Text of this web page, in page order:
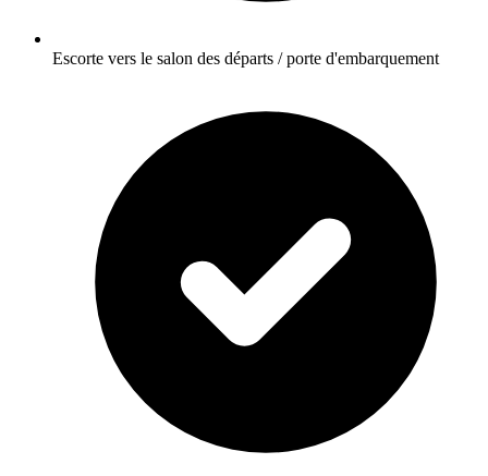
Escorte vers le salon des départs / porte d'embarquement